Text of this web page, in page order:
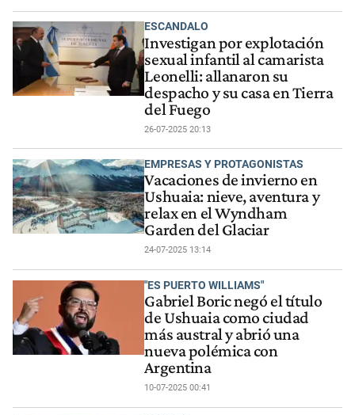
ESCANDALO
Investigan por explotación
sexual infantil al camarista
Leonelli: allanaron su
despacho y su casa en Tierra
del Fuego
26-07-2025 20:13
EMPRESAS Y PROTAGONISTAS
Vacaciones de invierno en
Ushuaia: nieve, aventura y
relax en el Wyndham
Garden del Glaciar
24-07-2025 13:14
"ES PUERTO WILLIAMS"
Gabriel Boric negó el título
de Ushuaia como ciudad
más austral y abrió una
nueva polémica con
Argentina
10-07-2025 00:41